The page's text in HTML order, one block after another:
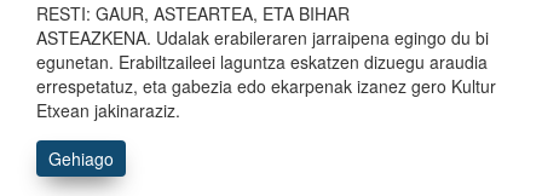
RESTI: GAUR, ASTEARTEA, ETA BIHAR
ASTEAZKENA. Udalak erabileraren jarraipena egingo du bi
egunetan. Erabiltzaileei laguntza eskatzen dizuegu araudia
errespetatuz, eta gabezia edo ekarpenak izanez gero Kultur
Etxean jakinaraziz.
Gehiago